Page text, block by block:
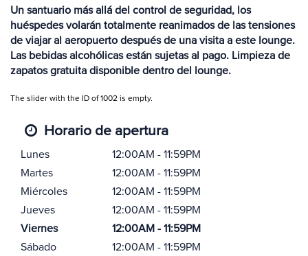
Un santuario más allá del control de seguridad, los
huéspedes volarán totalmente reanimados de las tensiones
de viajar al aeropuerto después de una visita a este lounge.
Las bebidas alcohólicas están sujetas al pago. Limpieza de
zapatos gratuita disponible dentro del lounge.
The slider with the ID of 1002 is empty.
Horario de apertura
Lunes
12:00AM - 11:59PM
Martes
12:00AM - 11:59PM
Miércoles
12:00AM - 11:59PM
Jueves
12:00AM - 11:59PM
Viernes
12:00AM - 11:59PM
Sábado
12:00AM - 11:59PM